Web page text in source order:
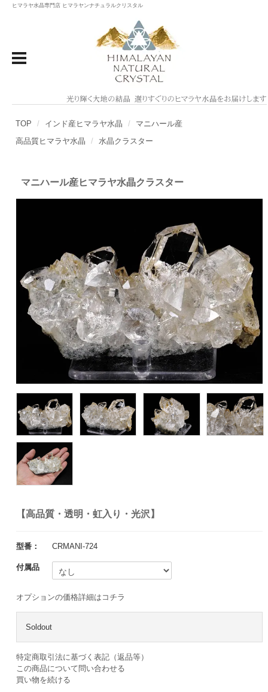
ヒマラヤ水晶専門店 ヒマラヤンナチュラルクリスタル
TOP インド産ヒマラヤ水晶
マニハール産
高品質ヒマラヤ水晶
水晶クラスター
マニハール産ヒマラヤ水晶クラスター
【高品質・透明・虹入り・光沢】
型番： CRMANI-724
付属品
オプションの価格詳細はコチラ
Soldout
特定商取引法に基づく表記（返品等）
この商品について問い合わせる
買い物を続ける